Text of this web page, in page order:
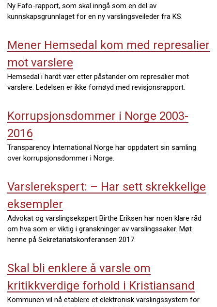
Ny Fafo-rapport, som skal inngå som en del av
kunnskapsgrunnlaget for en ny varslingsveileder fra KS.
Mener Hemsedal kom med represalier
mot varslere
Hemsedal i hardt vær etter påstander om represalier mot
varslere. Ledelsen er ikke fornøyd med revisjonsrapport.
Korrupsjonsdommer i Norge 2003-
2016
Transparency International Norge har oppdatert sin samling
over korrupsjonsdommer i Norge.
Varslerekspert: – Har sett skrekkelige
eksempler
Advokat og varslingsekspert Birthe Eriksen har noen klare råd
om hva som er viktig i granskninger av varslingssaker. Møt
henne på Sekretariatskonferansen 2017.
Skal bli enklere å varsle om
kritikkverdige forhold i Kristiansand
Kommunen vil nå etablere et elektronisk varslingssystem for